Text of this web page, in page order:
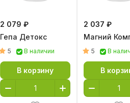
15
2 079 ₽
Гепа Детокс
5 В наличии
В корзину
2 037 ₽
Магний
5 В
В